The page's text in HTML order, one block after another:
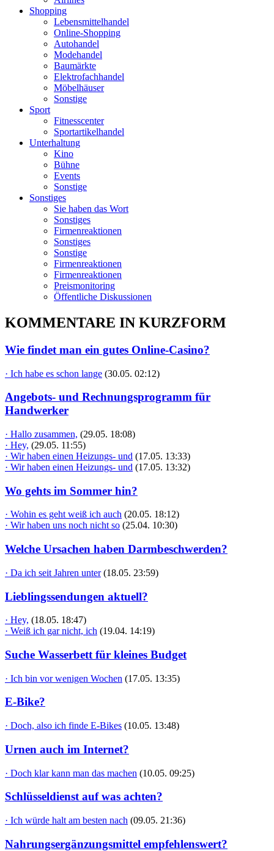
Shopping
Lebensmittelhandel
Online-Shopping
Autohandel
Modehandel
Baumärkte
Elektrofachhandel
Möbelhäuser
Sonstige
Sport
Fitnesscenter
Sportartikelhandel
Unterhaltung
Kino
Bühne
Events
Sonstige
Sonstiges
Sie haben das Wort
Sonstiges
Firmenreaktionen
Sonstiges
Sonstige
Firmenreaktionen
Firmenreaktionen
Preismonitoring
Öffentliche Diskussionen
KOMMENTARE IN KURZFORM
Wie findet man ein gutes Online-Casino?
· Ich habe es schon lange (30.05. 02:12)
Angebots- und Rechnungsprogramm für
Handwerker
· Hallo zusammen, (29.05. 18:08)
· Hey, (29.05. 11:55)
· Wir haben einen Heizungs- und (17.05. 13:33)
· Wir haben einen Heizungs- und (17.05. 13:32)
Wo gehts im Sommer hin?
· Wohin es geht weiß ich auch (20.05. 18:12)
· Wir haben uns noch nicht so (25.04. 10:30)
Welche Ursachen haben Darmbeschwerden?
· Da ich seit Jahren unter (18.05. 23:59)
Lieblingssendungen aktuell?
· Hey, (18.05. 18:47)
· Weiß ich gar nicht, ich (19.04. 14:19)
Suche Wasserbett für kleines Budget
· Ich bin vor wenigen Wochen (17.05. 13:35)
E-Bike?
· Doch, also ich finde E-Bikes (10.05. 13:48)
Urnen auch im Internet?
· Doch klar kann man das machen (10.05. 09:25)
Schlüsseldienst auf was achten?
· Ich würde halt am besten nach (09.05. 21:36)
Nahrungsergänzungsmittel empfehlenswert?